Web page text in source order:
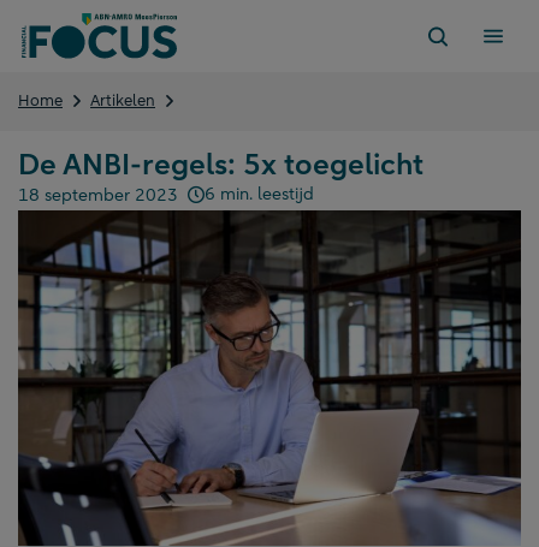
naar
Home Artikelen
5x
toegelicht
De ANBI-regels: 5x toegelicht
Gepubliceerd op:
18 september 2023 6 min. leestijd